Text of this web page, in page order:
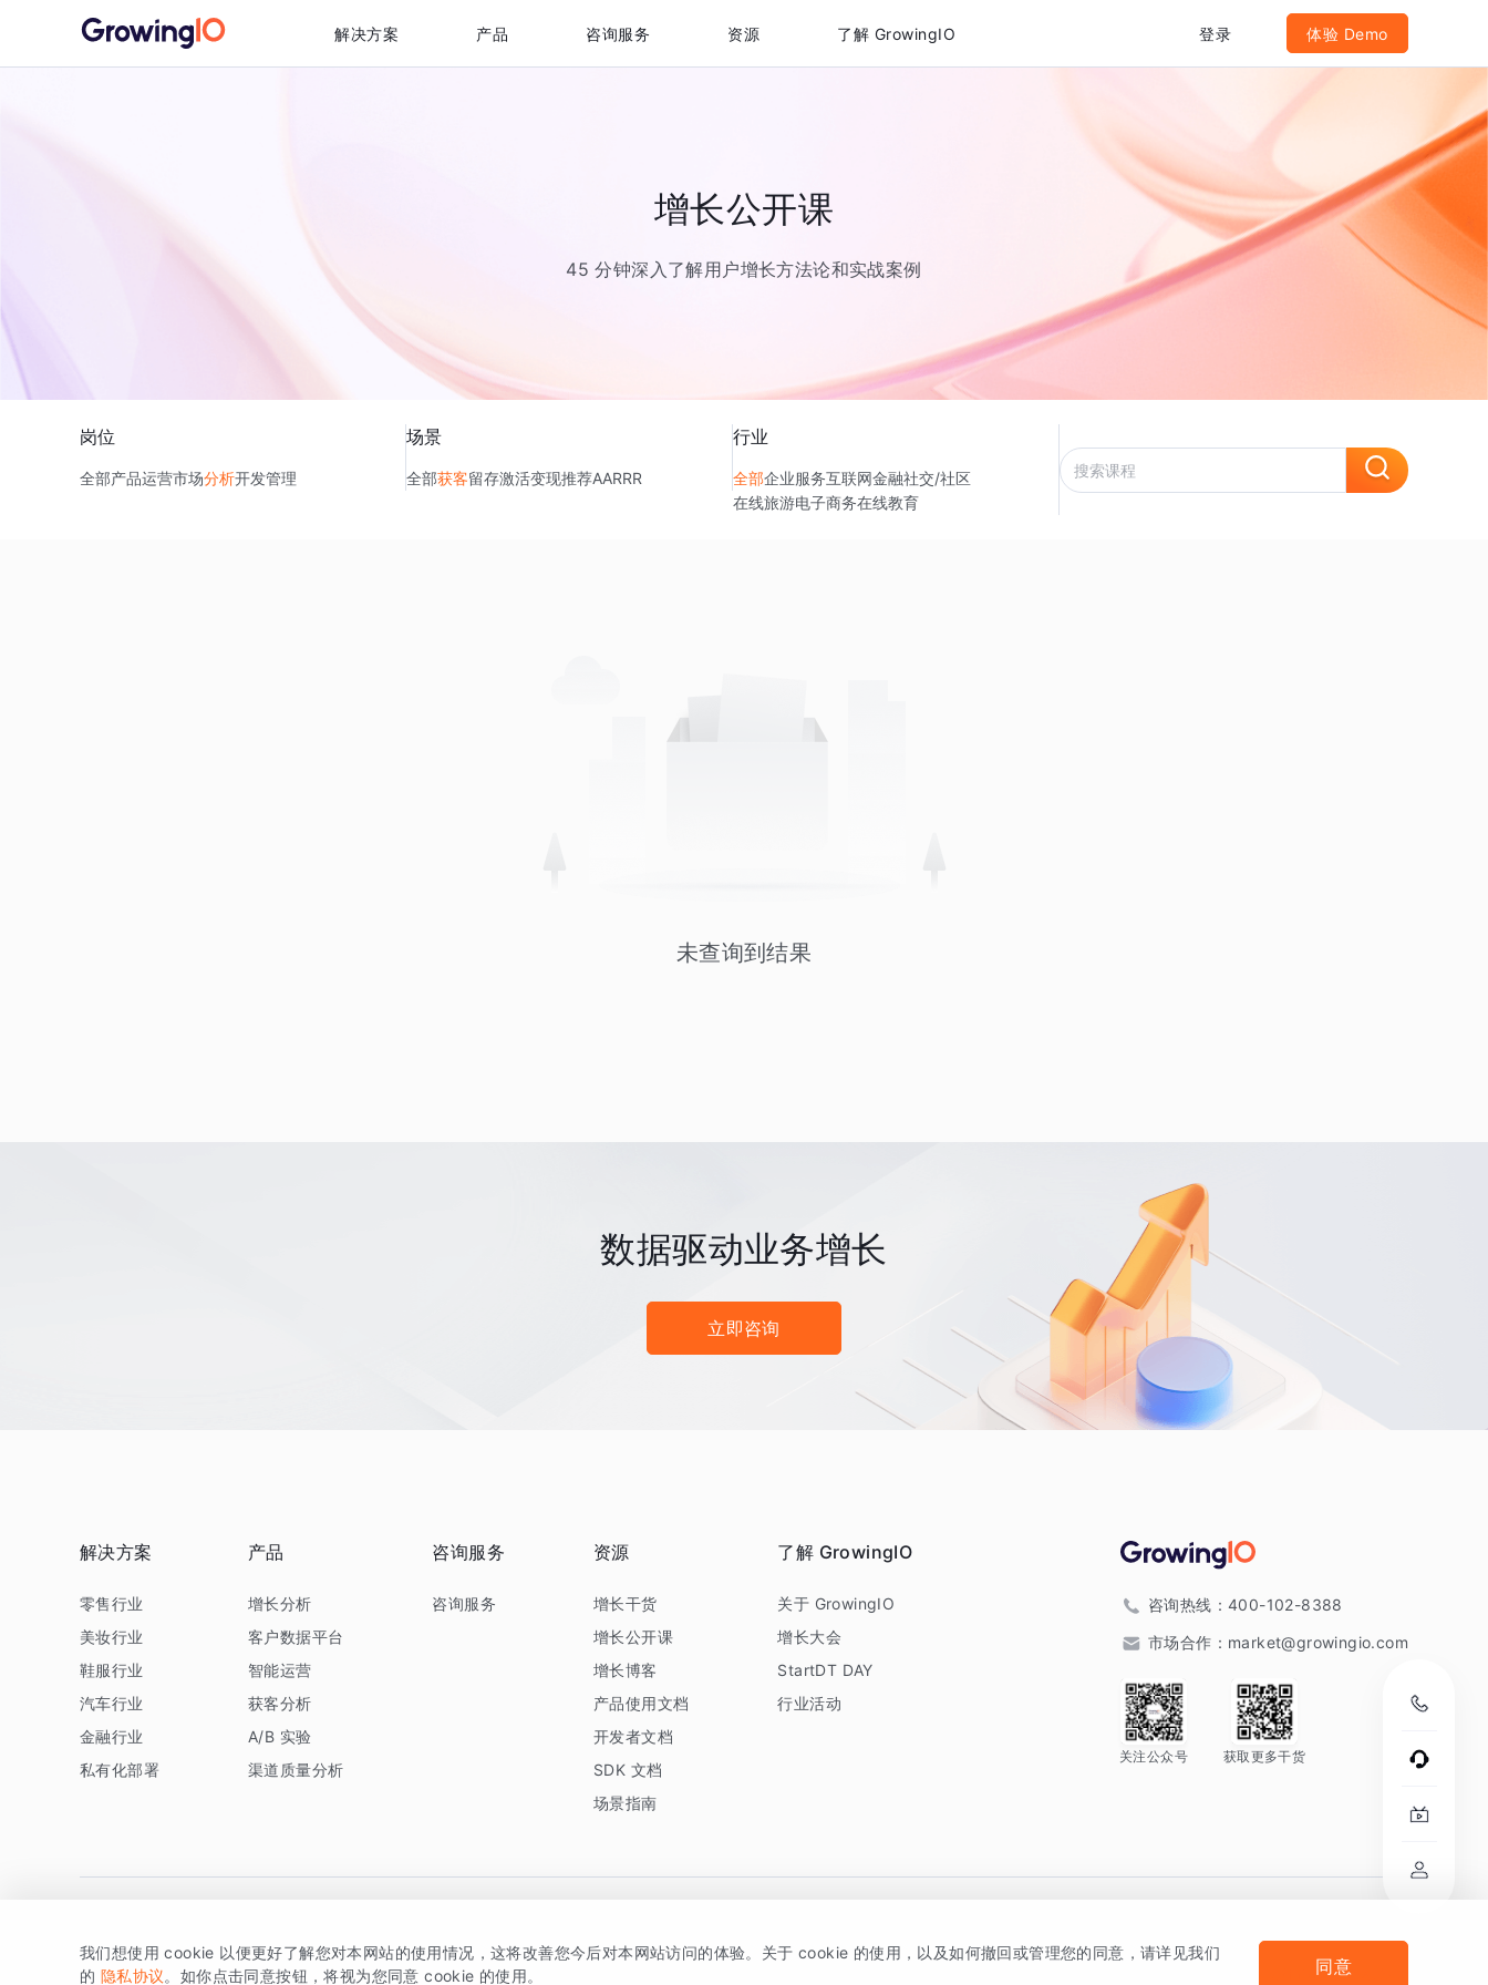
解决方案 产品 咨询服务 资源 了解 GrowingIO 登录 体验 Demo
增长公开课
45 分钟深入了解用户增长方法论和实战案例
岗位
全部产品运营市场分析开发管理
场景
全部获客留存激活变现推荐AARRR
行业
全部企业服务互联网金融社交/社区
在线旅游电子商务在线教育
未查询到结果
数据驱动业务增长
立即咨询
解决方案
零售行业
美妆行业
鞋服行业
汽车行业
金融行业
私有化部署
产品
增长分析
客户数据平台
智能运营
获客分析
A/B 实验
渠道质量分析
咨询服务
咨询服务
资源
增长干货
增长公开课
增长博客
产品使用文档
开发者文档
SDK 文档
场景指南
了解 GrowingIO
关于 GrowingIO
增长大会
StartDT DAY
行业活动
咨询热线： 400-102-8388
市场合作： market@growingio.com
关注公众号 获取更多干货
版权所有 © 北京易数科技有限公司SDK相关说明 京ICP备15038330号 法律声明及隐私条款
我们想使用 cookie 以便更好了解您对本网站的使用情况，这将改善您今后对本网站访问的体验。关于 cookie 的使用，以及如何撤回或管理您的同意，请详见我们
的 隐私协议。如你点击同意按钮，将视为您同意 cookie 的使用。 同意